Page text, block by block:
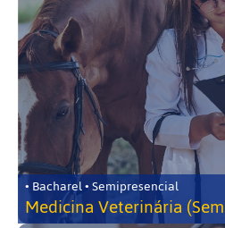
• Bacharel • Semipresencial
Medicina Veterinária